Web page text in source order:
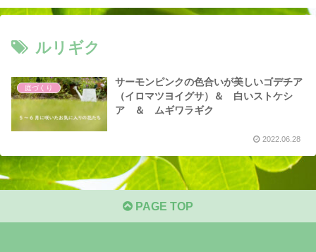
ルリギク
庭づくり
サーモンピンクの色合いが美しいゴデチア
（イロマツヨイグサ）＆ 白いストケシ
ア ＆ ムギワラギク
2022.06.28
PAGE TOP